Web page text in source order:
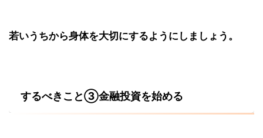
若いうちから身体を大切にするようにしましょう。
するべきこと③金融投資を始める